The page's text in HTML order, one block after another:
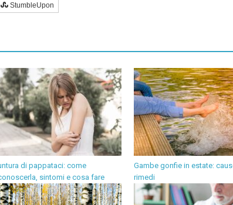
StumbleUpon
di pappataci: come
sintomi e cosa fare
Gambe gonfie in estate:
rimedi